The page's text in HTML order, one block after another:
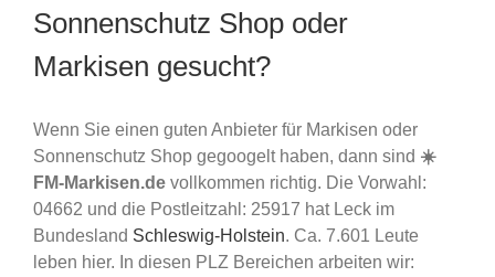
Sonnenschutz Shop oder
Markisen gesucht?
Wenn Sie einen guten Anbieter für Markisen oder
Sonnenschutz Shop gegoogelt haben, dann sind ☀️
FM-Markisen.de vollkommen richtig. Die Vorwahl:
04662 und die Postleitzahl: 25917 hat Leck im
Bundesland Schleswig-Holstein. Ca. 7.601 Leute
leben hier. In diesen PLZ Bereichen arbeiten wir: